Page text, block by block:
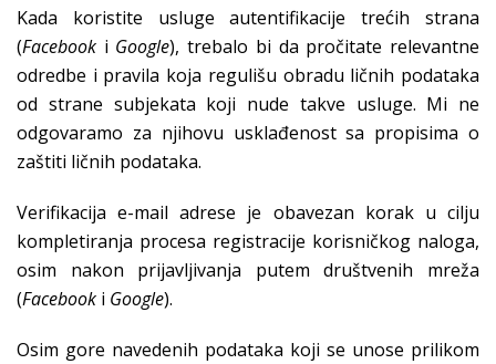
Kada koristite usluge autentifikacije trećih strana
(Facebook i Google), trebalo bi da pročitate relevantne
odredbe i pravila koja regulišu obradu ličnih podataka
od strane subjekata koji nude takve usluge. Mi ne
odgovaramo za njihovu usklađenost sa propisima o
zaštiti ličnih podataka.
Verifikacija e-mail adrese je obavezan korak u cilju
kompletiranja procesa registracije korisničkog naloga,
osim nakon prijavljivanja putem društvenih mreža
(Facebook i Google).
Osim gore navedenih podataka koji se unose prilikom